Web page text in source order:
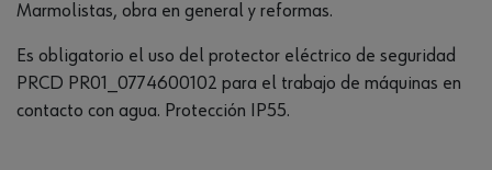
Marmolistas, obra en general y reformas.
Es obligatorio el uso del protector eléctrico de seguridad
PRCD PR01_0774600102 para el trabajo de máquinas en
contacto con agua. Protección IP55.